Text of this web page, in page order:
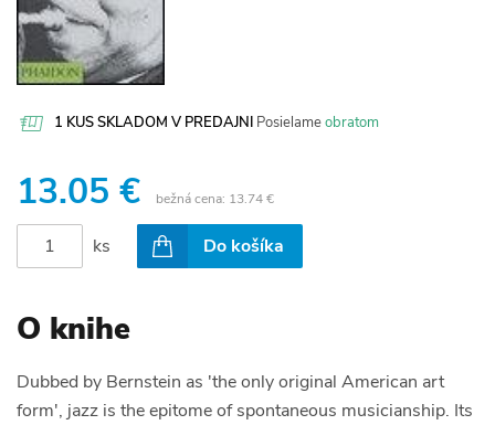
1 KUS SKLADOM V PREDAJNI Posielameobratom
13.05 € bežná cena: 13.74 €
ks Do košíka
O knihe
Dubbed by Bernstein as 'the only original American art
form', jazz is the epitome of spontaneous musicianship. Its